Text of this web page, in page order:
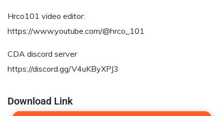
Hrco101 video editor:
https://www.youtube.com/@hrco_101
CDA discord server
https://discord.gg/V4uKByXPJ3
Download Link